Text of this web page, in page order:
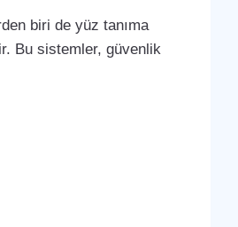
biri de yüz tanıma
Bu sistemler, güvenlik